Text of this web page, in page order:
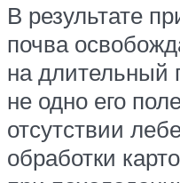
В результате
почва
на длительный
не одно его
отсутствии
обработки